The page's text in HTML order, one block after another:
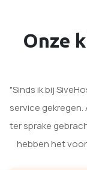
Onze
"Sinds ik bij
service gekregen.
ter sprake
hebben het